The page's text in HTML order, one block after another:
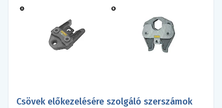
Csövek előkezelésére szolgáló szerszámok